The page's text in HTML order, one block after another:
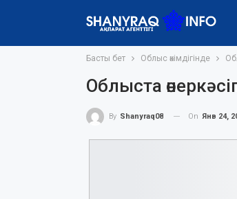
Басты бет Облыс әкімдігінде
Облыста
By Shanyraq08 On Янв 24,